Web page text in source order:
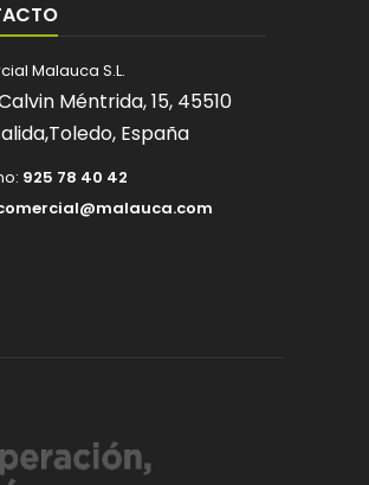
Malauca S.L.
Méntrida, 15, 45510
Toledo, España
925 78 40 42